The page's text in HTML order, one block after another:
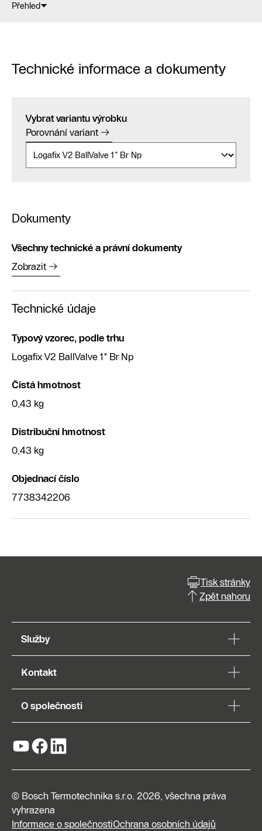
Přehled
Technické informace a dokumenty
Vybrat variantu výrobku
Porovnání variant
Dokumenty
Všechny technické a právní dokumenty
Zobrazit
Technické údaje
Typový vzorec, podle trhu
Logafix V2 BallValve 1" Br Np
Čistá hmotnost
0,43 kg
Distribuční hmotnost
0,43 kg
Objednací číslo
7738342206
Napište
Tisk stránky
Zpět nahoru
Služby
Kontakt
O společnosti
© Bosch Termotechnika s.r.o. 2026, všechna práva
vyhrazena
Informace o společnostiOchrana osobních údajů